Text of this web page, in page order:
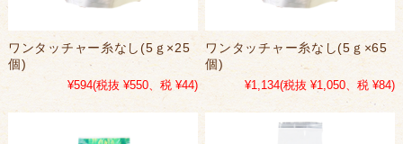
ワンタッチャー糸なし(5ｇ×25
個)
¥594(税抜 ¥550、税 ¥44)
ワンタッチャー糸なし(5ｇ×65
個)
¥1,134(税抜 ¥1,050、税 ¥84)